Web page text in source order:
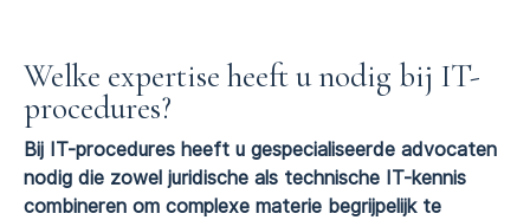
Welke expertise heeft u nodig bij IT-
procedures?
Bij IT-procedures heeft u gespecialiseerde advocaten
nodig die zowel juridische als technische IT-kennis
combineren om complexe materie begrijpelijk te